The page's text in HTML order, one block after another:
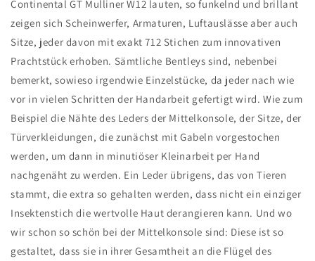
Continental GT Mulliner W12 lauten, so funkelnd und brillant
zeigen sich Scheinwerfer, Armaturen, Luftauslässe aber auch
Sitze, jeder davon mit exakt 712 Stichen zum innovativen
Prachtstück erhoben. Sämtliche Bentleys sind, nebenbei
bemerkt, sowieso irgendwie Einzelstücke, da jeder nach wie
vor in vielen Schritten der Handarbeit gefertigt wird. Wie zum
Beispiel die Nähte des Leders der Mittelkonsole, der Sitze, der
Türverkleidungen, die zunächst mit Gabeln vorgestochen
werden, um dann in minutiöser Kleinarbeit per Hand
nachgenäht zu werden. Ein Leder übrigens, das von Tieren
stammt, die extra so gehalten werden, dass nicht ein einziger
Insektenstich die wertvolle Haut derangieren kann. Und wo
wir schon so schön bei der Mittelkonsole sind: Diese ist so
gestaltet, dass sie in ihrer Gesamtheit an die Flügel des